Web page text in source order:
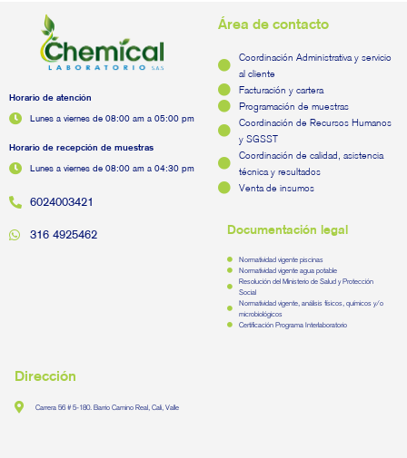
Horario de atención
Lunes a viernes de 08:00 am a 05:00 pm
Horario de recepción de muestras
Lunes a viernes de 08:00 am a 04:30 pm
6024003421
316 4925462
Área de contacto
Coordinación Administrativa y servicio
al cliente
Facturación y cartera
Programación de muestras
Coordinación de Recursos Humanos
y SGSST
Coordinación de calidad, asistencia
técnica y resultados
Venta de insumos
Documentación legal
Normatividad vigente piscinas
Normatividad vigente agua potable
Resolución del Ministerio de Salud y Protección
Social
Normatividad vigente, análisis físicos, químicos y/o
microbiológicos
Certificación Programa Interlaboratorio
Dirección
Carrera 56 # 5-180. Barrio Camino Real, Cali, Valle